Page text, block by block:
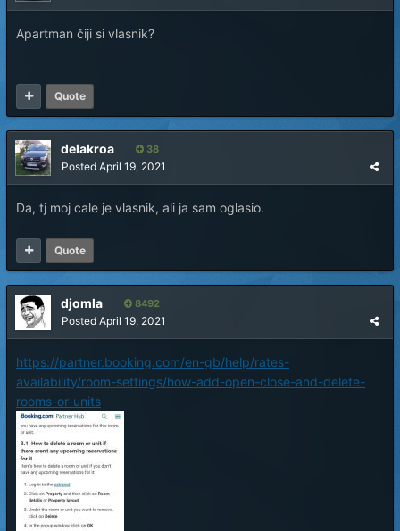
Apartman čiji si vlasnik?
Quote
delakroa 38
Posted April 19, 2021
Da, tj moj cale je vlasnik, ali ja sam oglasio.
Quote
djomla 8492
Posted April 19, 2021
https://partner.booking.com/en-gb/help/rates-
availability/room-settings/how-add-open-close-and-delete-
rooms-or-units